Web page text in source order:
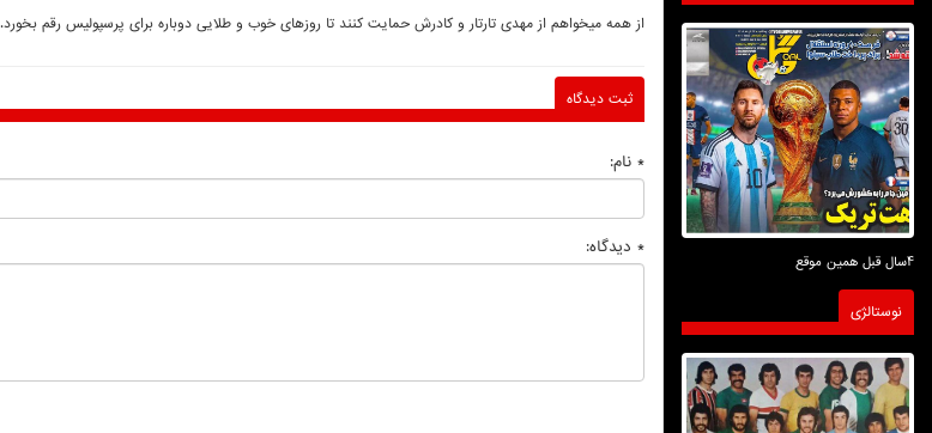
از همه میخواهم از مهدی تارتار و کادرش حمایت کنند تا روزهای خوب و طلایی دوباره برای پرسپولیس رقم بخورد.
ثبت دیدگاه
* نام:
* دیدگاه:
4سال قبل همین موقع
نوستالژی